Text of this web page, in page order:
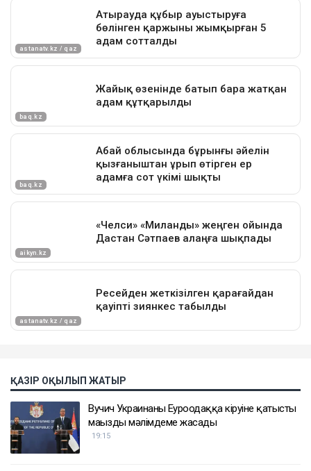
ҚАЗІР ОҚЫЛЫП ЖАТЫР
Вучич Украинаның Еуроодаққа кіруіне қатысты
маңызды мәлімдеме жасады
19:15